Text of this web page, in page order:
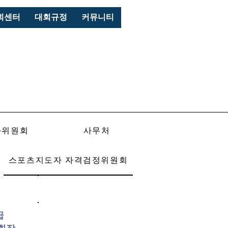
센터 대회규정 커뮤니티
원회 사무처
스포츠지도자 자격검정위원회